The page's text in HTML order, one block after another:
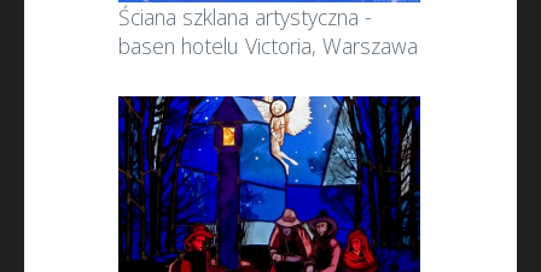
Ściana szklana artystyczna -
basen hotelu Victoria, Warszawa